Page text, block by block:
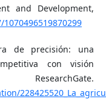
and Development,
de precisión: una
con visión